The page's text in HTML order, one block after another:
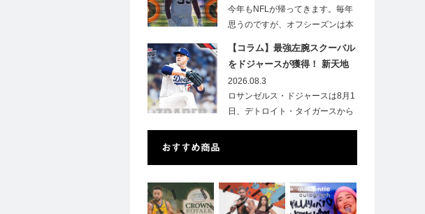
今年もNFLが帰ってきます。毎年
思うのですが、オフシーズンは本
【コラム】最強左腕スクーバル
をドジャースが獲得！ 新天地
での初トレカは「Go Blue !」
のインスク入り！
2026.08.3
ロサンゼルス・ドジャースは8月1
日、デトロイト・タイガースから
おすすめ商品